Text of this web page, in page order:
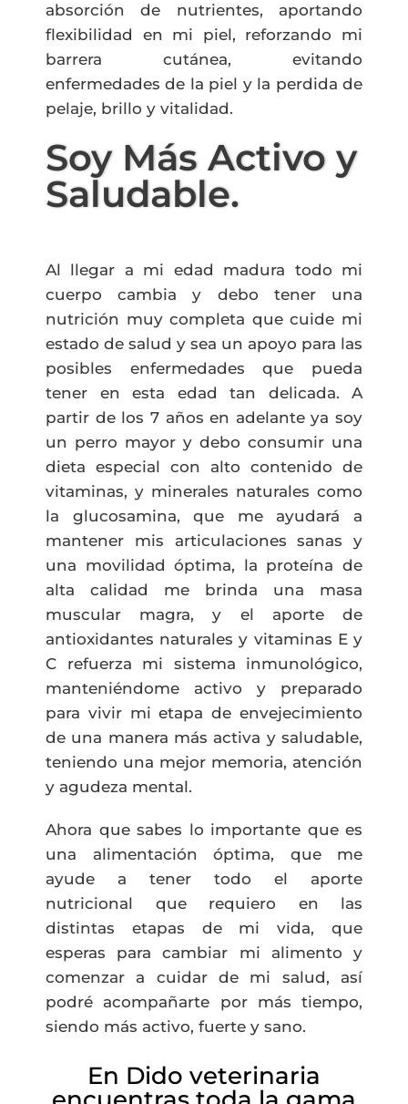
absorción de nutrientes, aportando
flexibilidad en mi piel, reforzando mi
barrera cutánea, evitando
enfermedades de la piel y la perdida de
pelaje, brillo y vitalidad.
Soy Más Activo y
Saludable.
Al llegar a mi edad madura todo mi
cuerpo cambia y debo tener una
nutrición muy completa que cuide mi
estado de salud y sea un apoyo para las
posibles enfermedades que pueda
tener en esta edad tan delicada. A
partir de los 7 años en adelante ya soy
un perro mayor y debo consumir una
dieta especial con alto contenido de
vitaminas, y minerales naturales como
la glucosamina, que me ayudará a
mantener mis articulaciones sanas y
una movilidad óptima, la proteína de
alta calidad me brinda una masa
muscular magra, y el aporte de
antioxidantes naturales y vitaminas E y
C refuerza mi sistema inmunológico,
manteniéndome activo y preparado
para vivir mi etapa de envejecimiento
de una manera más activa y saludable,
teniendo una mejor memoria, atención
y agudeza mental.
Ahora que sabes lo importante que es
una alimentación óptima, que me
ayude a tener todo el aporte
nutricional que requiero en las
distintas etapas de mi vida, que
esperas para cambiar mi alimento y
comenzar a cuidar de mi salud, así
podré acompañarte por más tiempo,
siendo más activo, fuerte y sano.
En Dido veterinaria